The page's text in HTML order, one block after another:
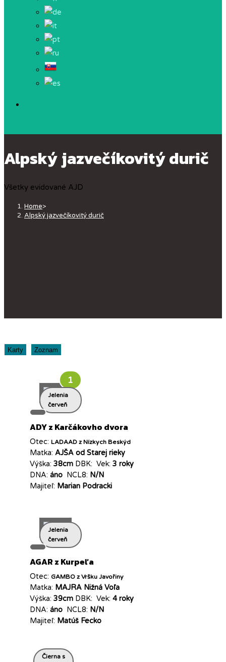
Alpský jazvečíkovitý durič
Všetky evidované AJD
Home>
Alpský jazvečíkovitý durič
1
Jelenia
červeň
ADY z Karčákovho dvora
Otec: LADAAD z Nízkych Beskýd
Matka: AJŠA od Starej rieky
Výška: 38cm DBK: Vek: 3 roky
DNA: áno NCL8: N/N
Majiteľ: Marian Podracki
Jelenia
červeň
AGAR z Kurpeľa
Otec: GAMBO z Vršku Javořiny
Matka: MAJRA Nižná Voľa
Výška: 39cm DBK: Vek: 4 roky
DNA: áno NCL8: N/N
Majiteľ: Matúš Fecko
Čierna s